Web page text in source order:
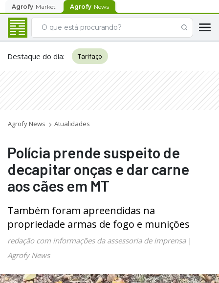
Agrofy Market Agrofy News
Destaque do dia: Tarifaço
Agrofy News Atualidades
Polícia prende suspeito de
decapitar onças e dar carne
aos cães em MT
Também foram apreendidas na
propriedade armas de fogo e munições
redação com informações da assessoria de imprensa|
Agrofy News